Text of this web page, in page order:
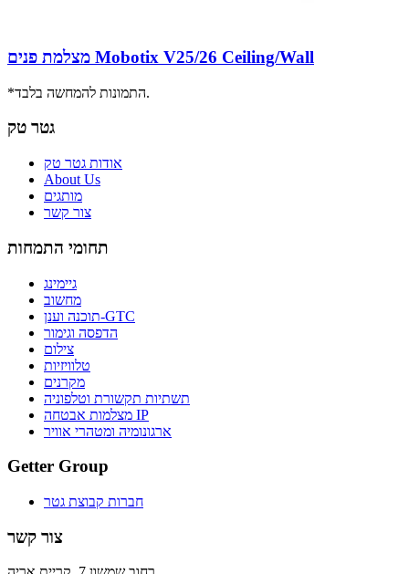
מצלמת פנים Mobotix V25/26 Ceiling/Wall
*התמונות להמחשה בלבד.
גטר טק
אודות גטר טק
About Us
מותגים
צור קשר
תחומי התמחות
גיימינג
מחשוב
תוכנה וענן-GTC
הדפסה וגימור
צילום
טלוויזיות
מקרנים
תשתיות תקשורת וטלפוניה
מצלמות אבטחה IP
ארגונומיה ומטהרי אוויר
Getter Group
חברות קבוצת גטר
צור קשר